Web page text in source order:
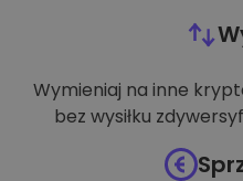
Wymieniaj na inne
bez wysiłku